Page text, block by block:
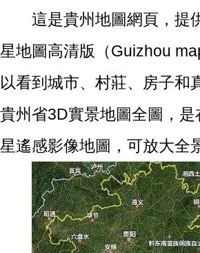
這是貴州地圖網頁，提
星地圖高清版（Guizhou
以看到城市、村莊、房子和
貴州省3D實景地圖全圖，
星遙感影像地圖，可放大全